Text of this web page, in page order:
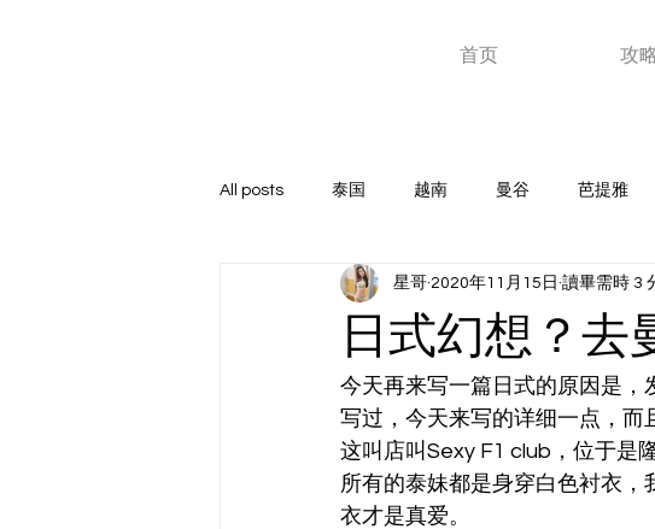
首页 攻
All posts 泰国 越南 曼谷 芭提雅
高端俱乐部 GOGOBAR 老挝 韩国
菲律宾 成人神器 ktv
日式幻想？去
星哥 2020年11月15日 讀畢需時 3
今天再来写一篇日式的原因是
写过，今天来写的详细一点，而
这叫店叫Sexy F1 club，位于是
所有的泰妹都是身穿白色衬衣
衣才是真爱。